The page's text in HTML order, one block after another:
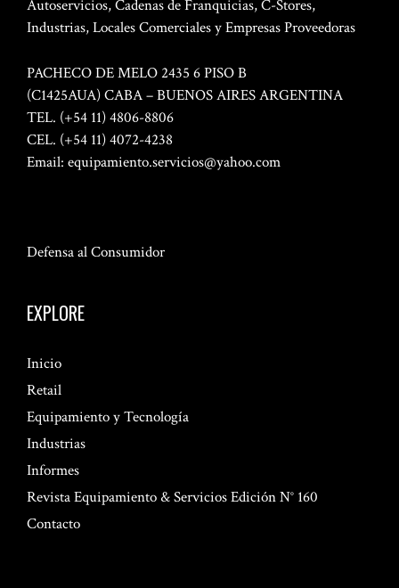
Autoservicios, Cadenas de Franquicias, C-Stores,
Industrias, Locales Comerciales y Empresas Proveedoras
PACHECO DE MELO 2435 6 PISO B
(C1425AUA) CABA – BUENOS AIRES ARGENTINA
TEL. (+54 11) 4806-8806
CEL. (+54 11) 4072-4238
Email: equipamiento.servicios@yahoo.com
Defensa al Consumidor
EXPLORE
Inicio
Retail
Equipamiento y Tecnología
Industrias
Informes
Revista Equipamiento & Servicios Edición N° 160
Contacto